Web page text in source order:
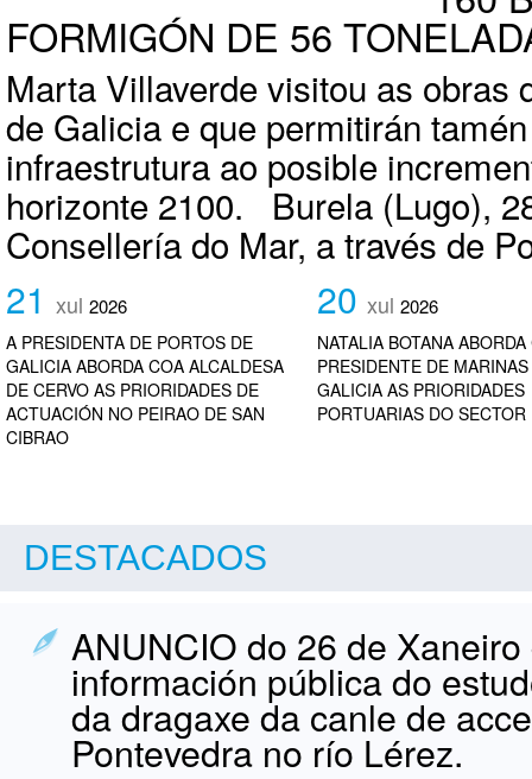
FORMIGÓN DE 56
Marta Villaverde visitou as obras
de Galicia e que permitirán
infraestrutura ao posible
horizonte 2100. Burela (Lugo),
Consellería do Mar, a través de
21 xul 2026
A PRESIDENTA DE PORTOS DE
GALICIA ABORDA COA ALCALDESA
DE CERVO AS PRIORIDADES DE
ACTUACIÓN NO PEIRAO DE SAN
CIBRAO
20 xul 2026
NATALIA BOTANA ABORDA
PRESIDENTE DE
GALICIA AS PRIORIDADES
PORTUARIAS DO
DESTACADOS
ANUNCIO do 26 de
información pública do
da dragaxe da canle de
Pontevedra no río Lérez.